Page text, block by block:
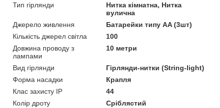
Тип гірлянди
Нитка кімнатна, Нитка
вулична
Джерело живлення
Батарейки типу AA (3шт)
Кількість джерел світла
100
Довжина проводу з
лампами
10 метри
Вид гірлянди
Гірлянди-нитки (String-light)
Форма насадки
Крапля
Клас захисту IP
44
Колір дроту
Сріблястий